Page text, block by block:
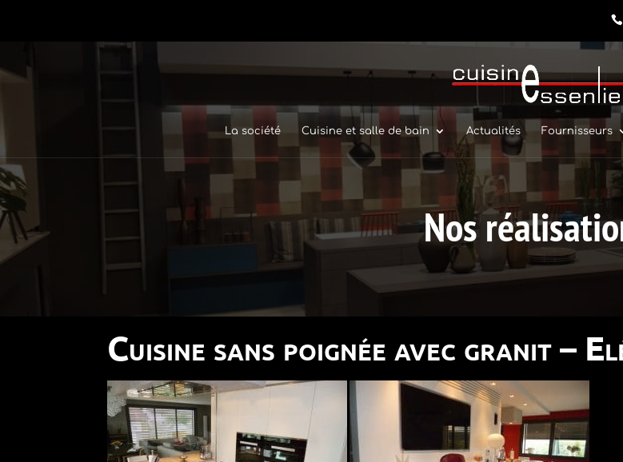
La société Cuisine et salle de bain Actualités Fournisseurs
Nos
Cuisine sans poignée avec granit –